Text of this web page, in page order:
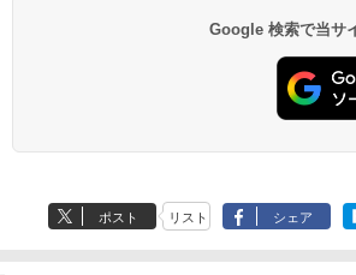
Google 検索で当サ
ポスト リスト シェア